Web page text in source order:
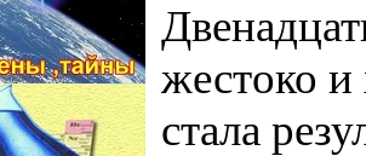
жестоко и
стала